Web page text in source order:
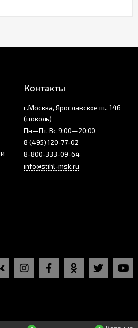
Контакты
г.Москва, Ярославское ш., 146
(цоколь)
Пн—Пт, Вс 9:00—20:00
8 (495) 120-77-02
8-800-333-09-64
info@stihl-msk.ru